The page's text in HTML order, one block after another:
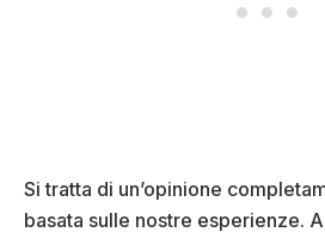
Si tratta di un’opinione
basata sulle nostre esperienze.